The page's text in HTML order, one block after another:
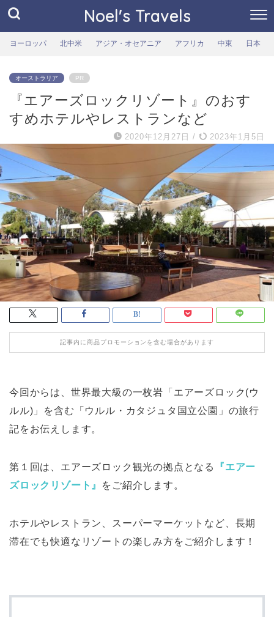
Noel's Travels
ヨーロッパ 北中米 アジア・オセアニア アフリカ 中東 日本
オーストラリア PR
『エアーズロックリゾート』のおす
すめホテルやレストランなど
2020年12月27日 / 2023年1月5日
記事内に商品プロモーションを含む場合があります
今回からは、世界最大級の一枚岩「エアーズロック(ウ
ルル)」を含む「ウルル・カタジュタ国立公園」の旅行
記をお伝えします。
第１回は、エアーズロック観光の拠点となる
『エアー
ズロックリゾート』
をご紹介します。
ホテルやレストラン、スーパーマーケットなど、長期
滞在でも快適なリゾートの楽しみ方をご紹介します！